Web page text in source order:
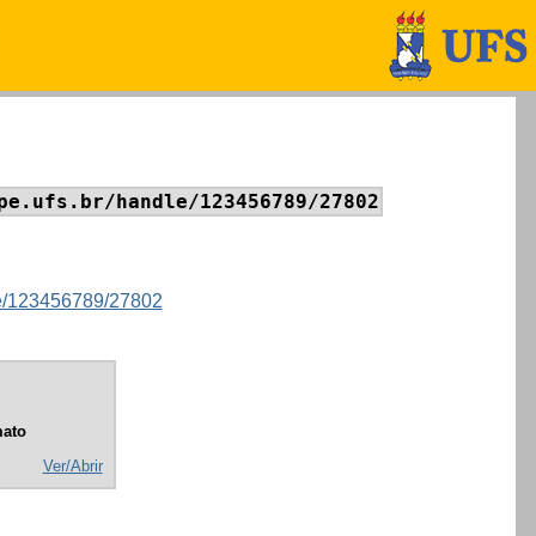
handle/123456789/27802
123456789/27802
Ver/Abrir